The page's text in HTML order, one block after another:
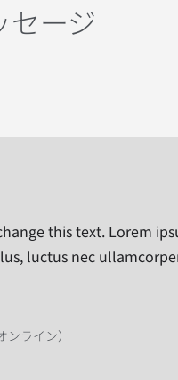
セージ
this text. Lorem
luctus nec
ライン）